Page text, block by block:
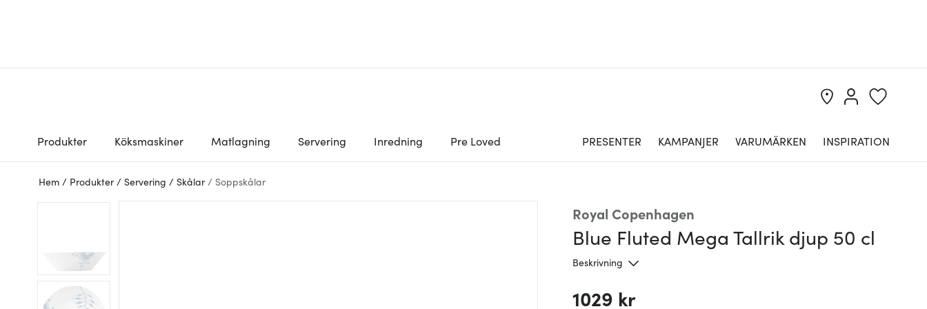
Produkter Köksmaskiner Matlagning Servering Inredning Pre Loved PRESENTER KAMPANJER VARUMÄRKEN INSPIRATION
Hem / Produkter / Servering / Skålar / Soppskålar
Royal Copenhagen
Blue Fluted Mega Tallrik djup 50 cl
Beskrivning
1029 kr